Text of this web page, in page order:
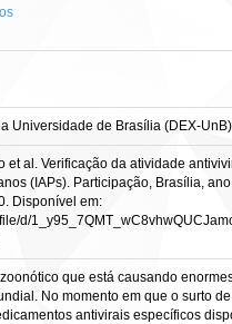
Universidade de Brasília (DEX-UnB)
et al. Verificação da atividade
(IAPs). Participação, Brasília,
Disponível em:
d/
que está causando
No momento em que o surto
antivirais específicos